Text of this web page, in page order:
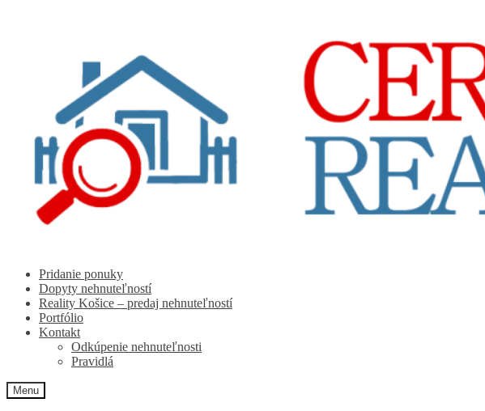
Pridanie ponuky
Dopyty nehnuteľností
Reality Košice – predaj nehnuteľností
Portfólio
Kontakt
Odkúpenie nehnuteľnosti
Pravidlá
Menu